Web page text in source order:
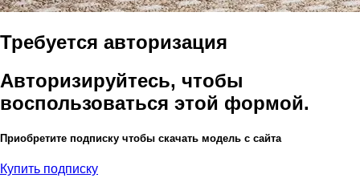
Требуется авторизация
Авторизируйтесь, чтобы
воспользоваться этой формой.
Приобретите подписку чтобы скачать модель с сайта
Купить подписку